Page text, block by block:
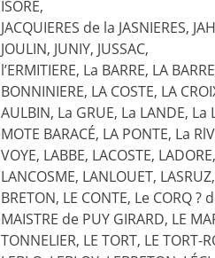
ISORÉ,
JACQUIERES de la JASNIERES,
JOULIN, JUNIY, JUSSAC,
l’ERMITIERE, La BARRE, LA
BONNINIERE, LA COSTE, LA
AULBIN, La GRUE, La LANDE,
MOTE BARACÉ, LA PONTE, La
VOYE, LABBE, LACOSTE,
LANCOSME, LANLOUET,
BRETON, LE CONTE, Le CORQ ?
MAISTRE de PUY GIRARD, LE
TONNELIER, LE TORT, LE TORT-